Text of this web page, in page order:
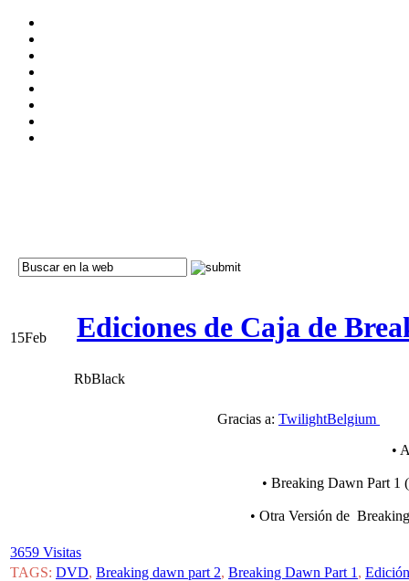
15Feb Ediciones de Caja de
RbBlack
Gracias a: TwilightBelgium
•
• Breaking Dawn Part 1
• Otra Versión de
3659 Visitas
TAGS: DVD, Breaking dawn part 2, Breaking Dawn Part 1 ,